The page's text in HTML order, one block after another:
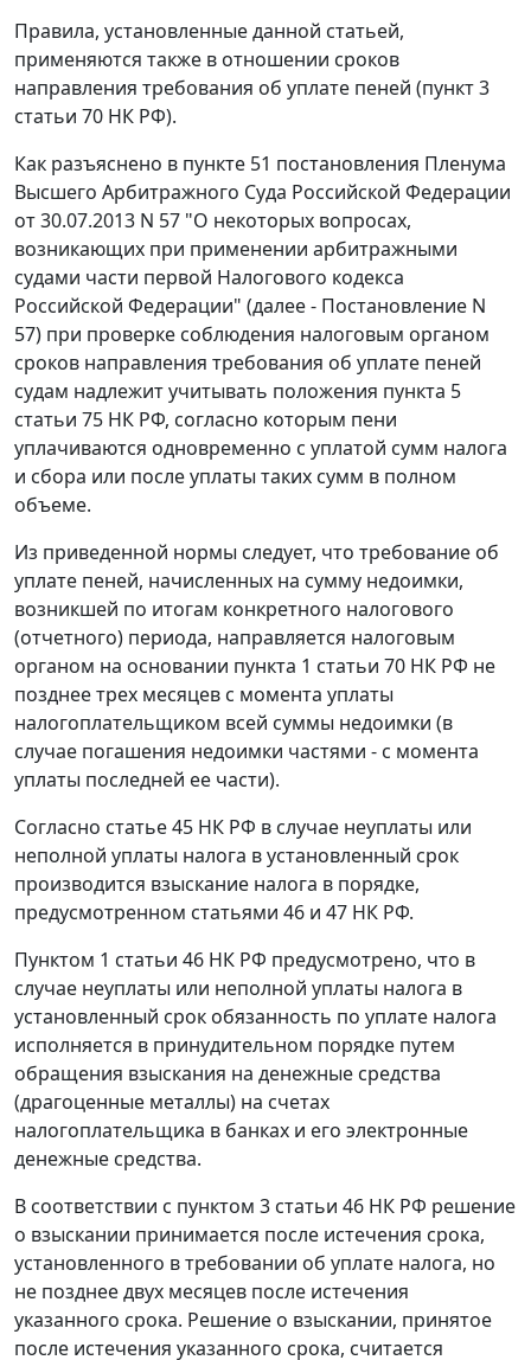
Правила, установленные данной статьей,
применяются также в отношении сроков
направления требования об уплате пеней (пункт 3
статьи 70 НК РФ).
Как разъяснено в пункте 51 постановления Пленума
Высшего Арбитражного Суда Российской Федерации
от 30.07.2013 N 57 "О некоторых вопросах,
возникающих при применении арбитражными
судами части первой Налогового кодекса
Российской Федерации" (далее - Постановление N
57) при проверке соблюдения налоговым органом
сроков направления требования об уплате пеней
судам надлежит учитывать положения пункта 5
статьи 75 НК РФ, согласно которым пени
уплачиваются одновременно с уплатой сумм налога
и сбора или после уплаты таких сумм в полном
объеме.
Из приведенной нормы следует, что требование об
уплате пеней, начисленных на сумму недоимки,
возникшей по итогам конкретного налогового
(отчетного) периода, направляется налоговым
органом на основании пункта 1 статьи 70 НК РФ не
позднее трех месяцев с момента уплаты
налогоплательщиком всей суммы недоимки (в
случае погашения недоимки частями - с момента
уплаты последней ее части).
Согласно статье 45 НК РФ в случае неуплаты или
неполной уплаты налога в установленный срок
производится взыскание налога в порядке,
предусмотренном статьями 46 и 47 НК РФ.
Пунктом 1 статьи 46 НК РФ предусмотрено, что в
случае неуплаты или неполной уплаты налога в
установленный срок обязанность по уплате налога
исполняется в принудительном порядке путем
обращения взыскания на денежные средства
(драгоценные металлы) на счетах
налогоплательщика в банках и его электронные
денежные средства.
В соответствии с пунктом 3 статьи 46 НК РФ решение
о взыскании принимается после истечения срока,
установленного в требовании об уплате налога, но
не позднее двух месяцев после истечения
указанного срока. Решение о взыскании, принятое
после истечения указанного срока, считается